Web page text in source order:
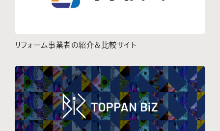
リフォーム事業者の紹介＆比較サイト